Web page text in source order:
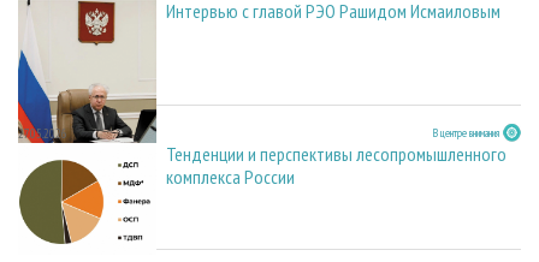
Интервью с главой РЭО Рашидом Исмаиловым
27.05.2026 В центре внимания
Тенденции и перспективы лесопромышленного
комплекса России